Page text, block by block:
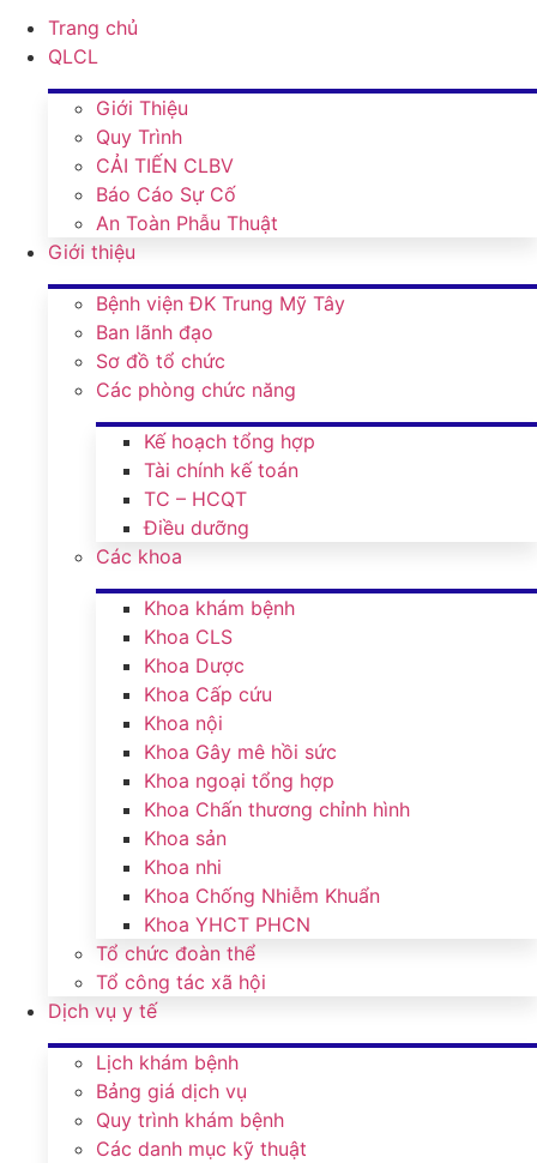
Trang chủ
QLCL
Giới Thiệu
Quy Trình
CẢI TIẾN CLBV
Báo Cáo Sự Cố
An Toàn Phẫu Thuật
Giới thiệu
Bệnh viện ĐK Trung Mỹ Tây
Ban lãnh đạo
Sơ đồ tổ chức
Các phòng chức năng
Kế hoạch tổng hợp
Tài chính kế toán
TC – HCQT
Điều dưỡng
Các khoa
Khoa khám bệnh
Khoa CLS
Khoa Dược
Khoa Cấp cứu
Khoa nội
Khoa Gây mê hồi sức
Khoa ngoại tổng hợp
Khoa Chấn thương chỉnh hình
Khoa sản
Khoa nhi
Khoa Chống Nhiễm Khuẩn
Khoa YHCT PHCN
Tổ chức đoàn thể
Tổ công tác xã hội
Dịch vụ y tế
Lịch khám bệnh
Bảng giá dịch vụ
Quy trình khám bệnh
Các danh mục kỹ thuật